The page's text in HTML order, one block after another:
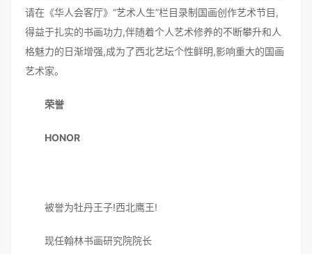
请在《华人会客厅》“艺术人生”栏目录制国画创作艺术节目,
得益于扎实的书画功力,伴随着个人艺术修养的不断攀升和人
格魅力的日渐增强,成为了西北艺坛个性鲜明,影响重大的国画
艺术家。
荣誉
HONOR
被誉为牡丹王子!西北鹰王!
现任翰林书画研究院院长